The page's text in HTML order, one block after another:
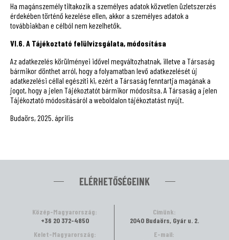
Ha magánszemély tiltakozik a személyes adatok közvetlen üzletszerzés
érdekében történő kezelése ellen, akkor a személyes adatok a
továbbiakban e célból nem kezelhetők.
VI.6. A Tájékoztató felülvizsgálata, módosítása
Az adatkezelés körülményei idővel megváltozhatnak, illetve a Társaság
bármikor dönthet arról, hogy a folyamatban levő adatkezelését új
adatkezelési céllal egészíti ki, ezért a Társaság fenntartja magának a
jogot, hogy a jelen Tájékoztatót bármikor módosítsa. A Társaság a jelen
Tájékoztató módosításáról a weboldalon tájékoztatást nyújt.
Budaörs, 2025. április
ELÉRHETŐSÉGEINK
Közép-Magyarország:
+36 20 372-4850
Címünk:
2040 Budaörs, Gyár u. 2.
Kelet-Magyarország:
E-mail: